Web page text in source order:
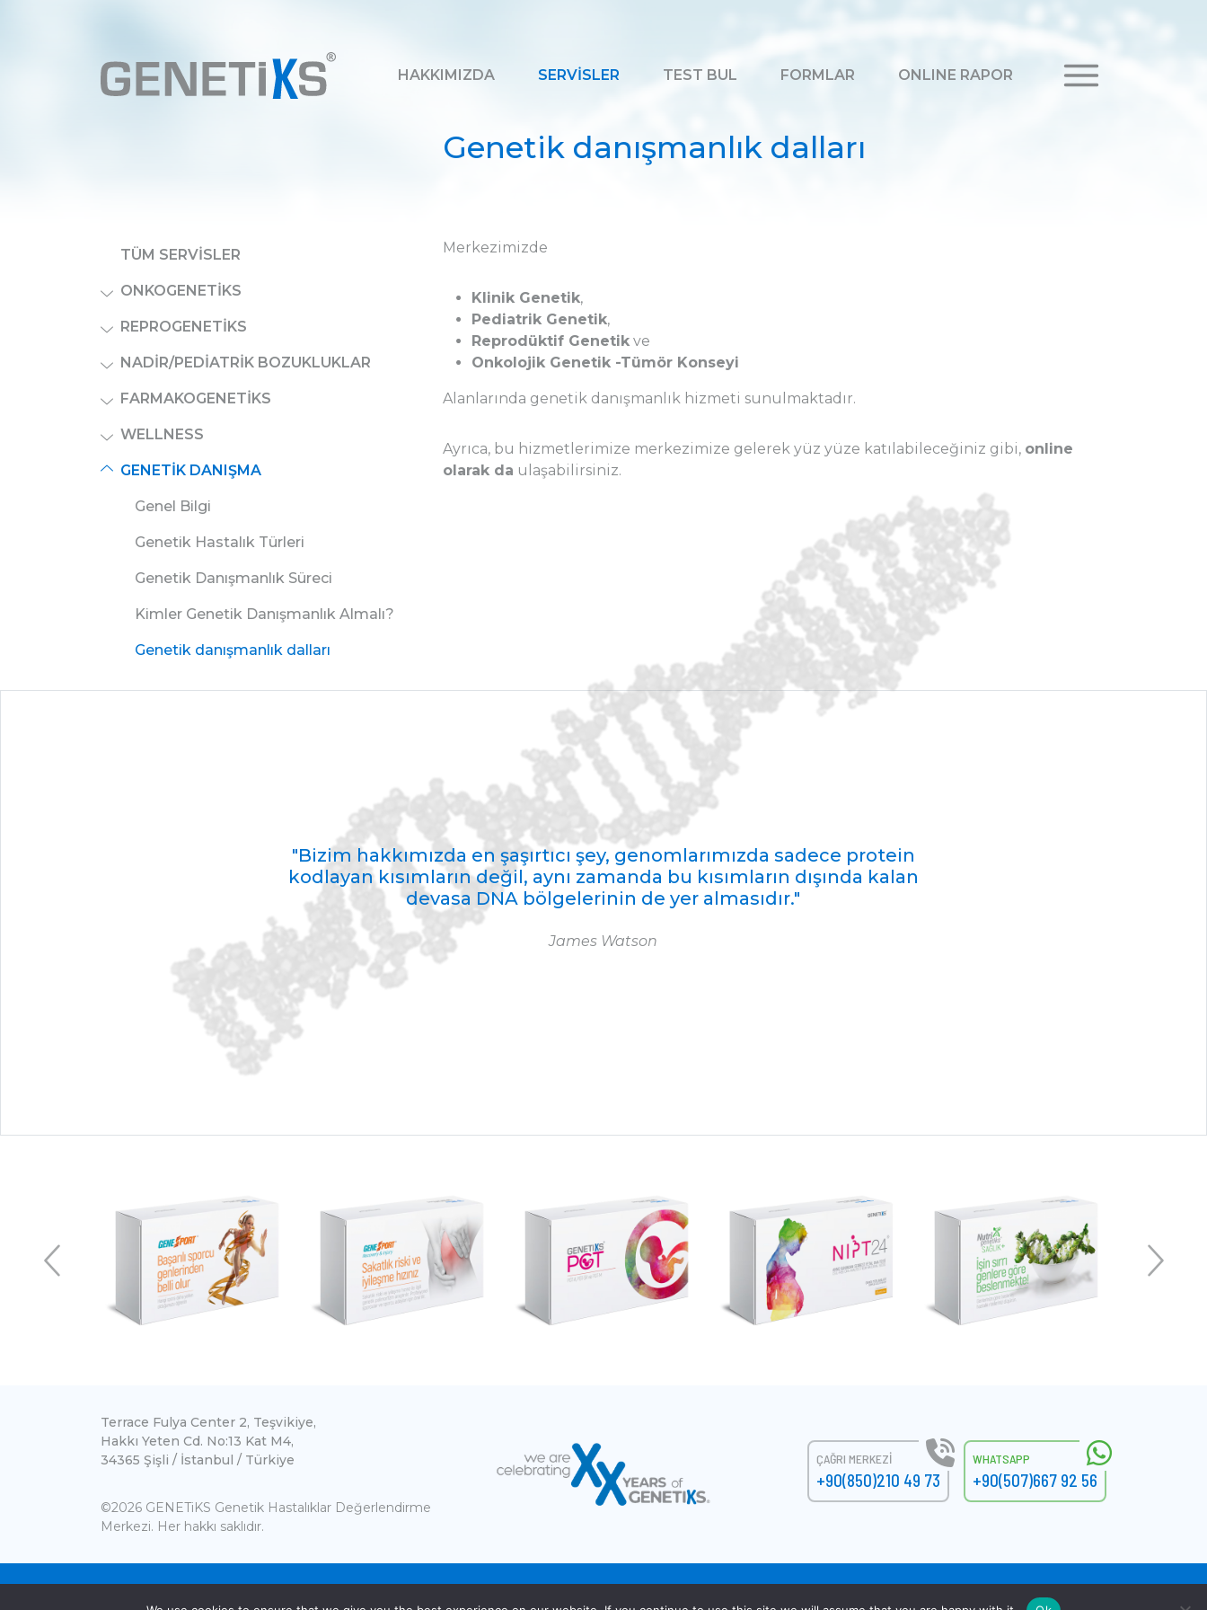
HAKKIMIZDA SERVİSLER TEST BUL FORMLAR ONLINE RAPOR
Genetik danışmanlık dalları
TÜM SERVISLER
ONKOGENETIKS
REPROGENETIKS
NADIR/PEDIATRIK BOZUKLUKLAR
FARMAKOGENETIKS
WELLNESS
GENETIK DANIŞMA
Genel Bilgi
Genetik Hastalık Türleri
Genetik Danışmanlık Süreci
Kimler Genetik Danışmanlık Almalı?
Genetik danışmanlık dalları
Merkezimizde
Klinik Genetik,
Pediatrik Genetik,
Reprodüktif Genetik ve
Onkolojik Genetik -Tümör Konseyi
Alanlarında genetik danışmanlık hizmeti sunulmaktadır.
Ayrıca, bu hizmetlerimize merkezimize gelerek yüz yüze katılabileceğiniz gibi, online
olarak da ulaşabilirsiniz.
"Bizim hakkımızda en şaşırtıcı şey, genomlarımızda sadece protein
kodlayan kısımların değil, aynı zamanda bu kısımların dışında kalan
devasa DNA bölgelerinin de yer almasıdır."
James Watson
ÇAĞRI MERKEZI
+90(850)210 49 73
WHATSAPP
+90(507)667 92 56
Terrace Fulya Center 2, Teşvikiye,
Hakkı Yeten Cd. No:13 Kat M4,
34365 Şişli / İstanbul / Türkiye
©2026 GENETiKS Genetik Hastalıklar Değerlendirme
Merkezi. Her hakkı saklıdır.